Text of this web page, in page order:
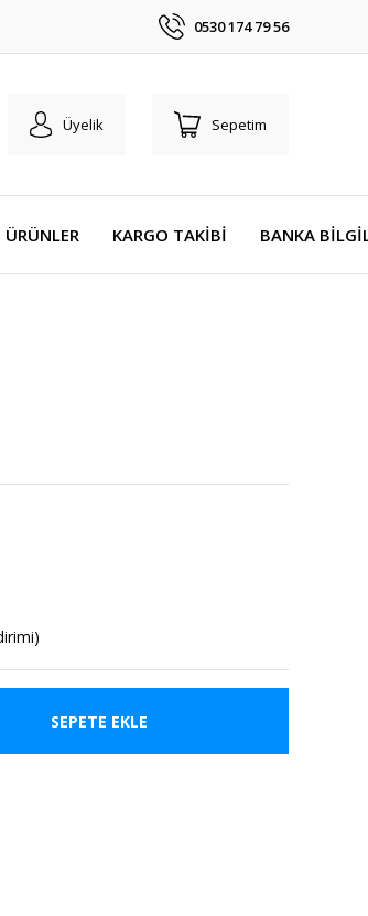
0530 174 79 56
Üyelik Sepetim
ÜRÜNLER KARGO TAKİBİ BANKA
SEPETE EKLE